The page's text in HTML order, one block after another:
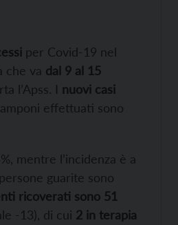
per Covid-19 nel
che va dal 9 al 15
l’Apss. I nuovi casi
effettuati sono
mentre l’incidenza è a
guarite sono
ricoverati sono 51
-13), di cui 2 in terapia